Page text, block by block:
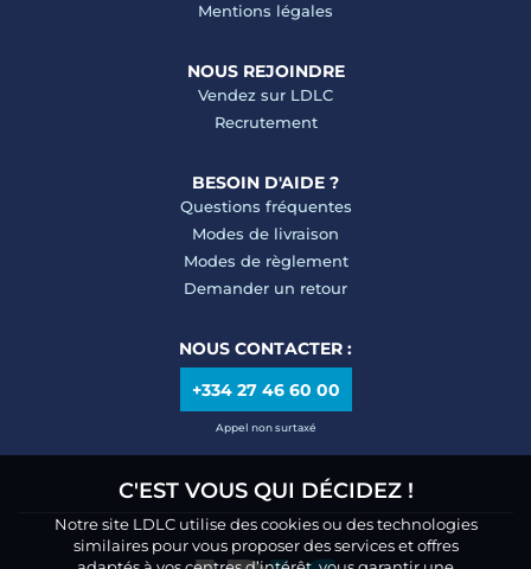
Mentions légales
NOUS REJOINDRE
Vendez sur LDLC
Recrutement
BESOIN D'AIDE ?
Questions fréquentes
Modes de livraison
Modes de règlement
Demander un retour
NOUS CONTACTER :
+334 27 46 60 00
Appel non surtaxé
C'EST VOUS QUI DÉCIDEZ !
Notre site LDLC utilise des cookies ou des technologies
similaires pour vous proposer des services et offres